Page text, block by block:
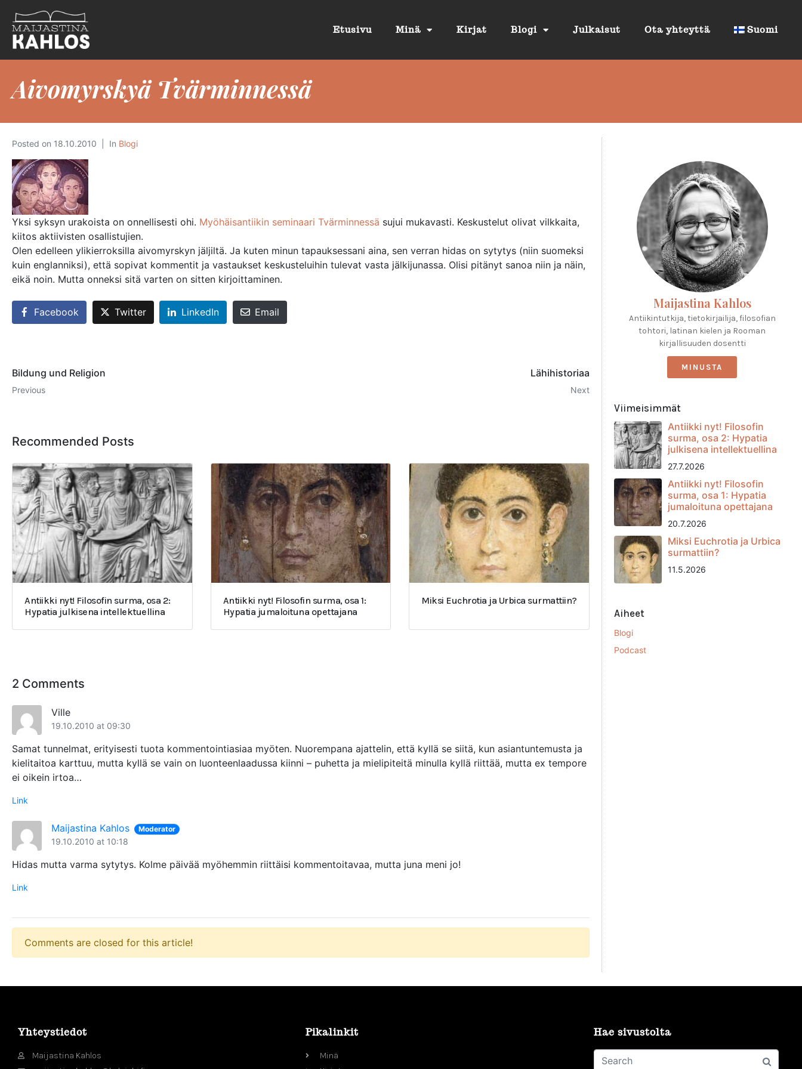
Etusivu Minä Kirjat Blogi Julkaisut Ota yhteyttä Suomi
Aivomyrskyä Tvärminnessä
Posted on 18.10.2010 In Blogi
Yksi syksyn urakoista on onnellisesti ohi. Myöhäisantiikin seminaari Tvärminnessä sujui mukavasti. Keskustelut olivat vilkkaita,
kiitos aktiivisten osallistujien.
Olen edelleen ylikierroksilla aivomyrskyn jäljiltä. Ja kuten minun tapauksessani aina, sen verran hidas on sytytys (niin suomeksi
kuin englanniksi), että sopivat kommentit ja vastaukset keskusteluihin tulevat vasta jälkijunassa. Olisi pitänyt sanoa niin ja näin,
eikä noin. Mutta onneksi sitä varten on sitten kirjoittaminen.
Facebook Twitter LinkedIn Email
Bildung und Religion
Previous
Lähihistoriaa
Next
Recommended Posts
Antiikki nyt! Filosofin surma, osa 2:
Hypatia julkisena intellektuellina
Antiikki nyt! Filosofin surma, osa 1:
Hypatia jumaloituna opettajana
Miksi Euchrotia ja Urbica surmattiin?
2 Comments
Ville
19.10.2010 at 09:30
Samat tunnelmat, erityisesti tuota kommentointiasiaa myöten. Nuorempana ajattelin, että kyllä se siitä, kun asiantuntemusta ja
kielitaitoa karttuu, mutta kyllä se vain on luonteenlaadussa kiinni – puhetta ja mielipiteitä minulla kyllä riittää, mutta ex tempore
ei oikein irtoa…
Link
Maijastina Kahlos Moderator
19.10.2010 at 10:18
Hidas mutta varma sytytys. Kolme päivää myöhemmin riittäisi kommentoitavaa, mutta juna meni jo!
Link
Comments are closed for this article!
Maijastina Kahlos
Antiikintutkija, tietokirjailija, filosofian
tohtori, latinan kielen ja Rooman
kirjallisuuden dosentti
MINUSTA
Viimeisimmät
Antiikki nyt! Filosofin
surma, osa 2: Hypatia
julkisena intellektuellina
27.7.2026
Antiikki nyt! Filosofin
surma, osa 1: Hypatia
jumaloituna opettajana
20.7.2026
Miksi Euchrotia ja Urbica
surmattiin?
11.5.2026
Aiheet
Blogi
Podcast
Yhteystiedot
Maijastina Kahlos
Pikalinkit
Minä
Hae sivustolta